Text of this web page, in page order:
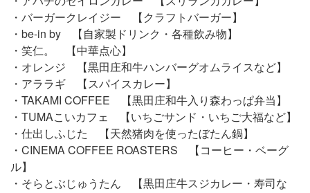
・バーガークレイジー 【クラフトバーガー】
・be-in by 【自家製ドリンク・各種飲み物】
・笑仁。 【中華点心】
・オレンジ 【黒田庄和牛ハンバーグオムライスなど】
・アララギ 【スパイスカレー】
・TAKAMI COFFEE 【黒田庄和牛入り森わっぱ弁当】
・TUMAこいカフェ 【いちごサンド・いちご大福など】
・仕出しふじた 【天然猪肉を使ったぼたん鍋】
・CINEMA COFFEE ROASTERS 【コーヒー・ベーグ
ル】
・そらとぶじゅうたん 【黒田庄牛スジカレー・寿司な